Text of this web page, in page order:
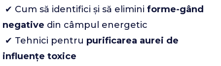
✔ Cum să identifici și să elimini forme-gând
negative din câmpul energetic
✔ Tehnici pentru purificarea aurei de
influențe toxice